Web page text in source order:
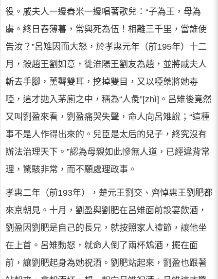
役。戚夫人一邊舂米一邊唱著歌兒：“子為王，母為
虜。終日舂薄暮，常與死為伍！相離三千里，當誰使
告汝？”呂雉因而大怒，於孝惠元年（前195年）十二
月，殺趙王劉如意，徙淮陽王劉友為趙，並將戚夫人
斬去手腳，薰聾雙耳，挖掉雙目，又以啞藥將她毒
啞，這才拋入茅廁之中，稱為“人彘”[zhì]。呂雉後竟然
又叫劉盈來看，劉盈痛哭失聲，命人向呂雉說；“這種
事不是人作得出來的。兒臣是太后的兒子，終究沒有
辦法治理天下。”認為母親如此慘無人道，已經違背常
理，驚駭非常，而不願處理政事。
孝惠二年（前193年），楚元王劉交、齊悼惠王劉肥都
來京朝見。十月，劉盈與劉肥在呂雉面前設宴飲酒，
劉盈因劉肥是自己的長兄，就按照家人禮節，讓他坐
在上首。呂雉動怒，就命人倒了兩杯鴆酒，擺在面
前，讓劉肥起身為她祝酒。劉肥站起來，劉盈也跟著